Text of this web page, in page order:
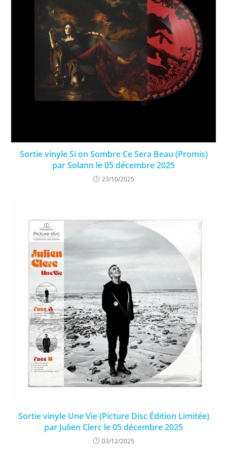
Sortie vinyle Si on Sombre Ce Sera Beau (Promis)
par Solann le 05 décembre 2025
23/10/2025
Sortie vinyle Une Vie (Picture Disc Édition Limitée)
par Julien Clerc le 05 décembre 2025
03/12/2025